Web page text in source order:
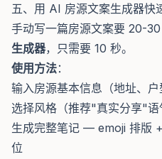
五、用 AI 房源文案生成器快
手动写一篇房源文案要 20-
生成器，只需要 10 秒。
使用方法：
输入房源基本信息（地址、户
选择风格（推荐"真实分享"语
生成完整笔记 — emoji 排版
位